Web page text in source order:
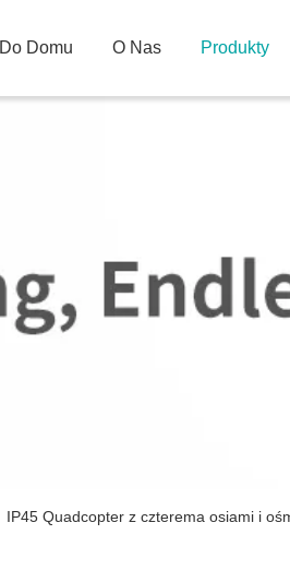
Do Domu O Nas Produkty
IP45 Quadcopter z czterema osiami i